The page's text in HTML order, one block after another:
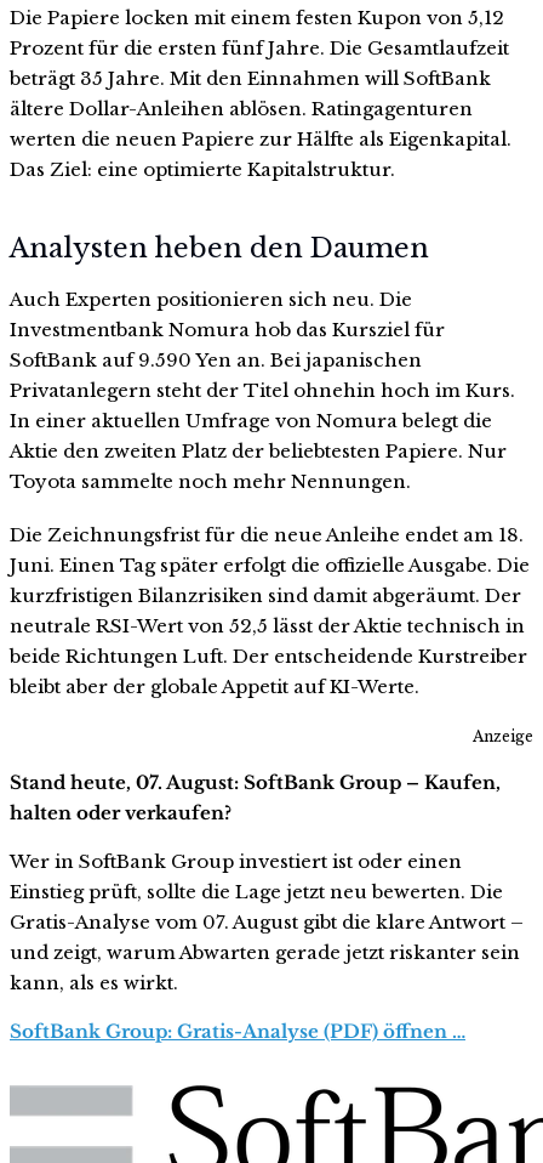
Die Papiere locken mit einem festen Kupon von 5,12
Prozent für die ersten fünf Jahre. Die Gesamtlaufzeit
beträgt 35 Jahre. Mit den Einnahmen will SoftBank
ältere Dollar-Anleihen ablösen. Ratingagenturen
werten die neuen Papiere zur Hälfte als Eigenkapital.
Das Ziel: eine optimierte Kapitalstruktur.
Analysten heben den Daumen
Auch Experten positionieren sich neu. Die
Investmentbank Nomura hob das Kursziel für
SoftBank auf 9.590 Yen an. Bei japanischen
Privatanlegern steht der Titel ohnehin hoch im Kurs.
In einer aktuellen Umfrage von Nomura belegt die
Aktie den zweiten Platz der beliebtesten Papiere. Nur
Toyota sammelte noch mehr Nennungen.
Die Zeichnungsfrist für die neue Anleihe endet am 18.
Juni. Einen Tag später erfolgt die offizielle Ausgabe. Die
kurzfristigen Bilanzrisiken sind damit abgeräumt. Der
neutrale RSI-Wert von 52,5 lässt der Aktie technisch in
beide Richtungen Luft. Der entscheidende Kurstreiber
bleibt aber der globale Appetit auf KI-Werte.
Anzeige
Stand heute, 07. August: SoftBank Group – Kaufen,
halten oder verkaufen?
Wer in SoftBank Group investiert ist oder einen
Einstieg prüft, sollte die Lage jetzt neu bewerten. Die
Gratis-Analyse vom 07. August gibt die klare Antwort –
und zeigt, warum Abwarten gerade jetzt riskanter sein
kann, als es wirkt.
SoftBank Group: Gratis-Analyse (PDF) öffnen …